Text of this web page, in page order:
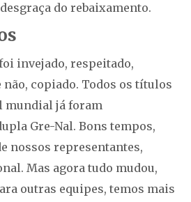
do rebaixamento.
invejado, respeitado,
não, copiado. Todos os títulos
mundial já foram
Gre-Nal. Bons tempos,
nossos representantes,
Mas agora tudo mudou,
outras equipes, temos mais